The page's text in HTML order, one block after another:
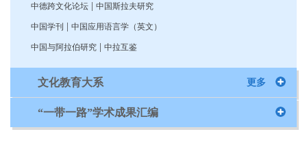
中德跨文化论坛 中国斯拉夫研究
中国学刊 中国应用语言学（英文）
中国与阿拉伯研究 中拉互鉴
文化教育大系 更多
“一带一路”学术成果汇编